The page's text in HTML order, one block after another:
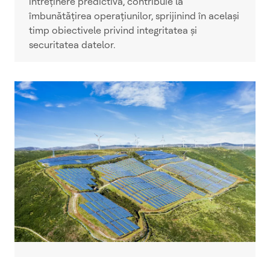
îmbunătățirea operațiunilor, sprijinind în același
timp obiectivele privind integritatea și
securitatea datelor.